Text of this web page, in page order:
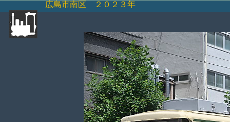
広島市南区 ２０２３年